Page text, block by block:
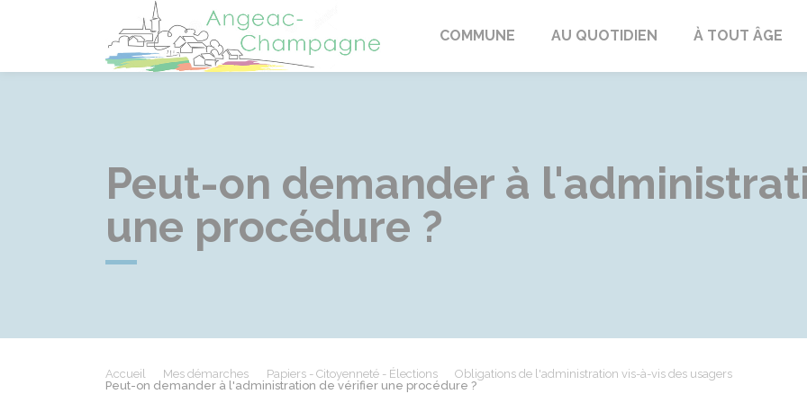
Angeac-Champagne
COMMUNE AU QUOTIDIEN À TOUT ÂGE
Peut-on demander à
une procédure ?
Accueil Mes démarches Papiers - Citoyenneté - Élections
Obligations de l'administration vis-à-vis des usagers
Peut-on demander à l'administration de vérifier une procédure ?